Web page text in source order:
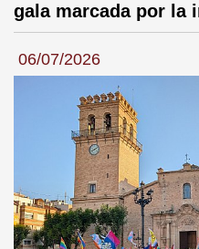
gala marcada por la
06/07/2026